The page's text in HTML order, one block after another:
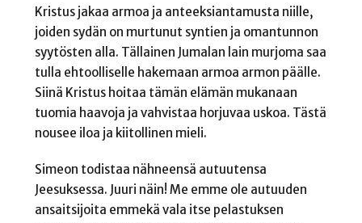
Kristus jakaa armoa ja anteeksiantamusta niille,
joiden sydän on murtunut syntien ja omantunnon
syytösten alla. Tällainen Jumalan lain murjoma saa
tulla ehtoolliselle hakemaan armoa armon päälle.
Siinä Kristus hoitaa tämän elämän mukanaan
tuomia haavoja ja vahvistaa horjuvaa uskoa. Tästä
nousee iloa ja kiitollinen mieli.
Simeon todistaa nähneensä autuutensa
Jeesuksessa. Juuri näin! Me emme ole autuuden
ansaitsijoita emmekä vala itse pelastuksen